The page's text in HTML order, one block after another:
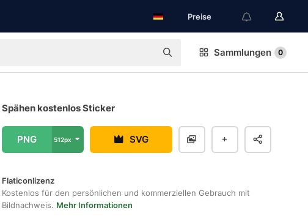
Preise
Sammlungen 0
Spähen kostenlos Sticker
PNG 512px SVG
Flaticonlizenz
Kostenlos für den persönlichen und kommerziellen Gebrauch mit
Bildnachweis. Mehr Informationen